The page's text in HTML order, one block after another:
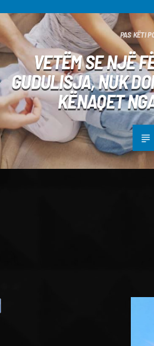
PAS KËTI
VETËM SE NJË
GUDULISJA, NUK
KËNAQET